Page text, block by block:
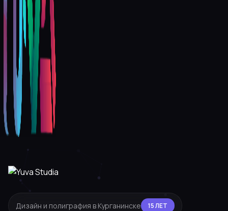
Дизайн и полиграфия в Курганинске 15 ЛЕТ